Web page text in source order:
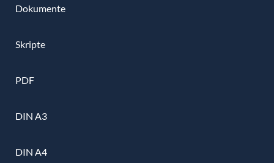
Dokumente
Skripte
PDF
DIN A3
DIN A4